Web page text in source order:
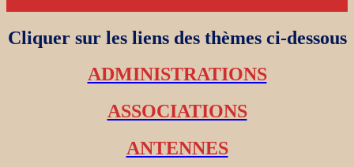
Cliquer sur les liens des thèmes ci-dessous
ADMINISTRATIONS
ASSOCIATIONS
ANTENNES